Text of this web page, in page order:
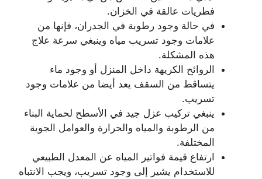
فطريات عالقة في الخزان.
في حالة وجود رطوبة في الجدران، فإنها من
علامات وجود تسريب مياه وينبغي سرعة علاج
هذه المشكلة.
الروائح الكريهة داخل المنزل أو وجود ماء
يتساقط من السقف يعد أيضا من علامات وجود
تسريب.
ينبغي تركيب عزل جيد في الأسطح لحماية البناء
من الرطوبة والمياه والحرارة والعوامل الجوية
المختلفة.
ارتفاع قيمة فواتير المياه عن المعدل الطبيعي
للاستخدام يشير إلى وجود تسريب، ويجب الانتباه